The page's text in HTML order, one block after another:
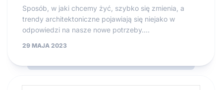
Sposób, w jaki chcemy żyć, szybko się zmienia, a
trendy architektoniczne pojawiają się niejako w
odpowiedzi na nasze nowe potrzeby....
29 MAJA 2023